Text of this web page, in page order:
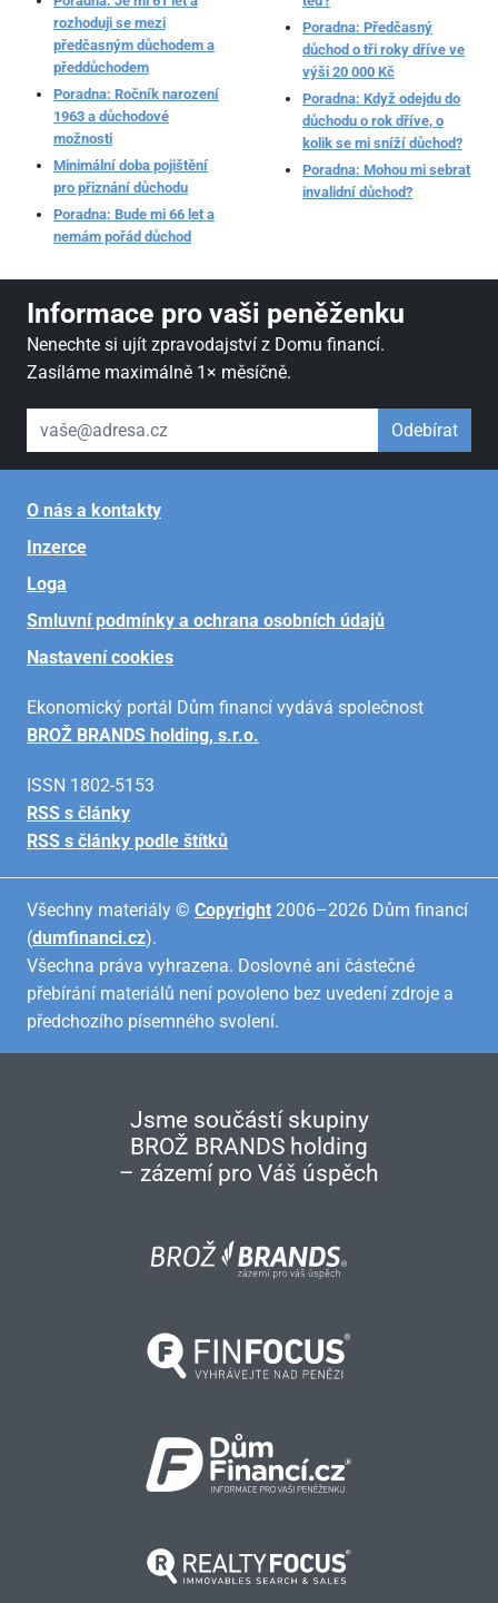
rozhoduji se mezi
předčasným důchodem a
předdůchodem
Poradna: Ročník narození
1963 a důchodové
možnosti
Minimální doba pojištění
pro přiznání důchodu
Poradna: Bude mi 66 let a
nemám pořád důchod
Poradna: Předčasný
důchod o tři roky dříve ve
výši 20 000 Kč
Poradna: Když odejdu do
důchodu o rok dříve, o
kolik se mi sníží důchod?
Poradna: Mohou mi sebrat
invalidní důchod?
Informace pro vaši peněženku
Nenechte si ujít zpravodajství z Domu financí.
Zasíláme maximálně 1× měsíčně.
váš email Odebírat
O nás a kontakty
Inzerce
Loga
Smluvní podmínky a ochrana osobních údajů
Nastavení cookies
Ekonomický portál Dům financí vydává společnost
BROŽ BRANDS holding, s.r.o.
ISSN 1802-5153
RSS s články
RSS s články podle štítků
Všechny materiály © Copyright 2006–2026 Dům financí
(dumfinanci.cz).
Všechna práva vyhrazena. Doslovné ani částečné
přebírání materiálů není povoleno bez uvedení zdroje a
předchozího písemného svolení.
Jsme součástí skupiny
BROŽ BRANDS holding
– zázemí pro Váš úspěch